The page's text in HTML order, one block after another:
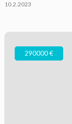
10.2.2023
290000 €